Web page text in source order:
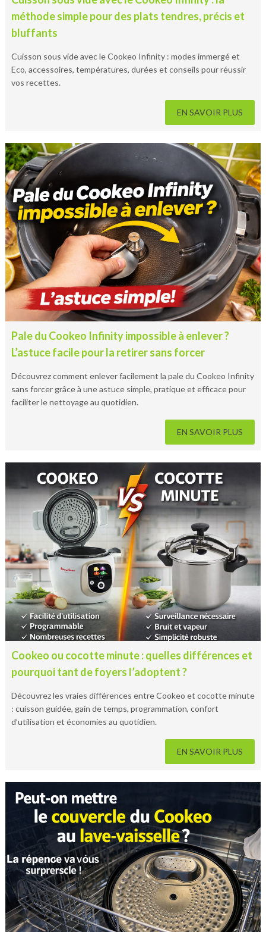
méthode simple pour des plats tendres, précis et
bluffants
Cuisson sous vide avec le Cookeo Infinity : modes immergé et
Eco, accessoires, températures, durées et conseils pour réussir
vos recettes.
EN SAVOIR PLUS
Pale du Cookeo Infinity impossible à enlever ?
L’astuce facile pour la retirer sans forcer
Découvrez comment enlever facilement la pale du Cookeo Infinity
sans forcer grâce à une astuce simple, pratique et efficace pour
faciliter le nettoyage au quotidien.
EN SAVOIR PLUS
Cookeo ou cocotte minute : quelles différences et
pourquoi tant de foyers l’adoptent ?
Découvrez les vraies différences entre Cookeo et cocotte minute
: cuisson guidée, gain de temps, programmation, confort
d’utilisation et économies au quotidien.
EN SAVOIR PLUS